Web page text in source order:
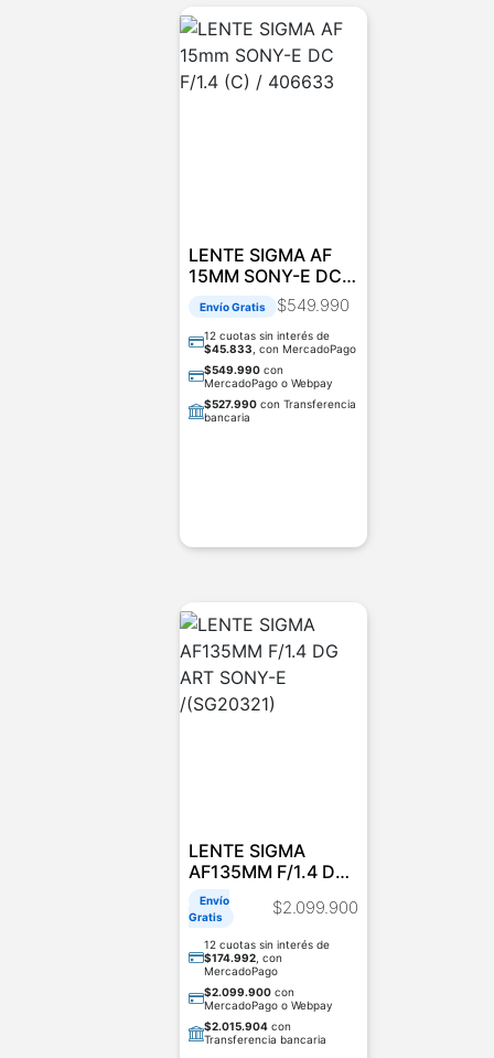
LENTE SIGMA AF
15MM SONY-E DC
F/1.4 (C) / 406633
$549.990
Envío Gratis
12 cuotas sin interés de
$45.833 , con MercadoPago
$549.990 con
MercadoPago o Webpay
$527.990 con Transferencia
bancaria
LENTE SIGMA
AF135MM F/1.4 DG
ART SONY-E
/(SG20321)
$2.099.900
Envío
Gratis
12 cuotas sin interés de
$174.992 , con
MercadoPago
$2.099.900 con
MercadoPago o Webpay
$2.015.904 con
Transferencia bancaria